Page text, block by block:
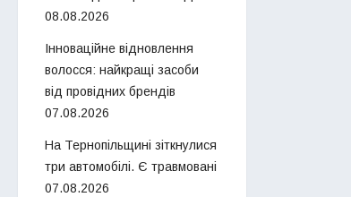
08.08.2026
Інноваційне відновлення
волосся: найкращі засоби
від провідних брендів
07.08.2026
На Тернопільщині зіткнулися
три автомобілі. Є травмовані
07.08.2026